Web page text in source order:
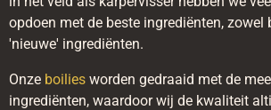
opdoen met de beste ingrediënten, zowel
'nieuwe' ingrediënten.
Onze boilies worden gedraaid met de
ingrediënten, waardoor wij de kwaliteit